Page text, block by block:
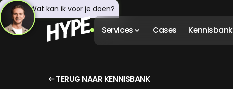
Hey! 👋 Wat kan ik voor je doen?
Services Cases Kennisbank
TERUG NAAR KENNISBANK